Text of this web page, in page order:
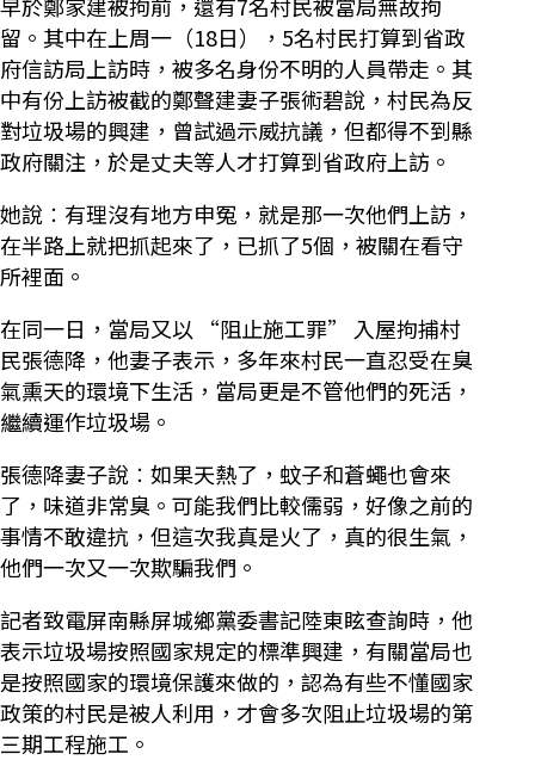
留。其中在上周一（18日），5名村民打算到省政
府信訪局上訪時，被多名身份不明的人員帶走。其
中有份上訪被截的鄭聲建妻子張術碧說，村民為反
對垃圾場的興建，曾試過示威抗議，但都得不到縣
政府關注，於是丈夫等人才打算到省政府上訪。
她說︰有理沒有地方申冤，就是那一次他們上訪，
在半路上就把抓起來了，已抓了5個，被關在看守
所裡面。
在同一日，當局又以 “阻止施工罪” 入屋拘捕村
民張德降，他妻子表示，多年來村民一直忍受在臭
氣熏天的環境下生活，當局更是不管他們的死活，
繼續運作垃圾場。
張德降妻子說︰如果天熱了，蚊子和蒼蠅也會來
了，味道非常臭。可能我們比較儒弱，好像之前的
事情不敢違抗，但這次我真是火了，真的很生氣，
他們一次又一次欺騙我們。
記者致電屏南縣屏城鄉黨委書記陸東眩查詢時，他
表示垃圾場按照國家規定的標準興建，有關當局也
是按照國家的環境保護來做的，認為有些不懂國家
政策的村民是被人利用，才會多次阻止垃圾場的第
三期工程施工。